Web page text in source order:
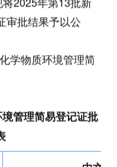
审批结果予以公
物质环境管理简
管理简易登记证批